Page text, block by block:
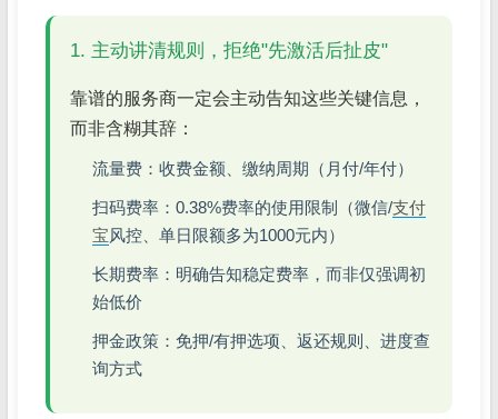
1. 主动讲清规则，拒绝"先激活后扯皮"
靠谱的服务商一定会主动告知这些关键信息，
而非含糊其辞：
流量费：收费金额、缴纳周期（月付/年付）
扫码费率：0.38%费率的使用限制（微信/支付
宝风控、单日限额多为1000元内）
长期费率：明确告知稳定费率，而非仅强调初
始低价
押金政策：免押/有押选项、返还规则、进度查
询方式